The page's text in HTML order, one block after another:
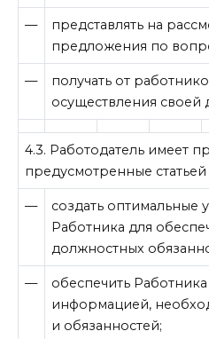
—
представлять на
предложения по
—
получать от
осуществления своей
4.3. Работодатель имеет
предусмотренные
—
создать оптимальные
Работника для
должностных
—
обеспечить
информацией,
и обязанностей;